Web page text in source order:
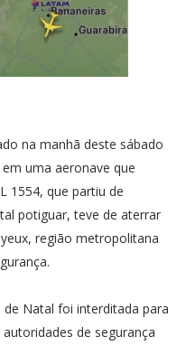
na manhã deste sábado
uma aeronave que
1554, que partiu de
potiguar, teve de aterrar
região metropolitana
Natal foi interditada para
de segurança